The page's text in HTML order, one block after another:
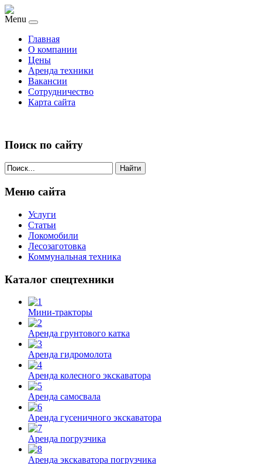
Menu
Главная
О компании
Цены
Аренда техники
Вакансии
Сотрудничество
Карта сайта
Поиск по сайту
Найти
Меню сайта
Услуги
Статьи
Локомобили
Лесозаготовка
Коммунальная техника
Каталог спецтехники
Мини-тракторы
Аренда грунтового катка
Аренда гидромолота
Аренда колесного экскаватора
Аренда самосвала
Аренда гусеничного экскаватора
Аренда погрузчика
Аренда экскаватора погрузчика